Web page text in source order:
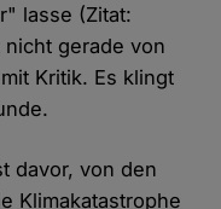
lasse (Zitat:
nicht gerade von
Kritik. Es klingt
davor, von den
Klimakatastrophe